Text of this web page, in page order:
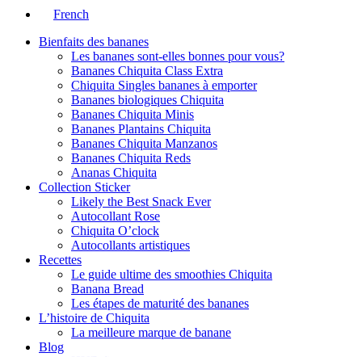
French
Bienfaits des bananes
Les bananes sont-elles bonnes pour vous?
Bananes Chiquita Class Extra
Chiquita Singles bananes à emporter
Bananes biologiques Chiquita
Bananes Chiquita Minis
Bananes Plantains Chiquita
Bananes Chiquita Manzanos
Bananes Chiquita Reds
Ananas Chiquita
Collection Sticker
Likely the Best Snack Ever
Autocollant Rose
Chiquita O’clock
Autocollants artistiques
Recettes
Le guide ultime des smoothies Chiquita
Banana Bread
Les étapes de maturité des bananes
L’histoire de Chiquita
La meilleure marque de banane
Blog